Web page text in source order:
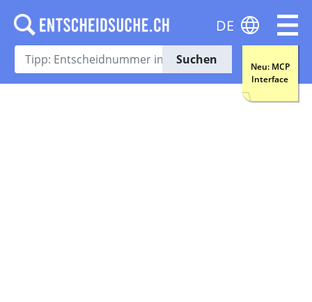
Suchen
Neu: MCP
Interface
DE